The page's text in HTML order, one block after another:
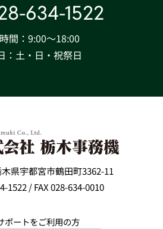
634-1522
間：9:00〜18:00
：土・日・祝祭日
木県宇都宮市鶴田町3362-11
1522 / FAX 028-634-0010
ポートをご利用の方